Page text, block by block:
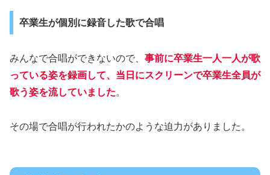
卒業生が個別に録音した歌で合唱
みんなで合唱ができないので、 事前に卒業生一人一人が歌
っている姿を録画して、当日にスクリーンで卒業生全員が
歌う姿を流していました。
その場で合唱が行われたかのような迫力がありました。